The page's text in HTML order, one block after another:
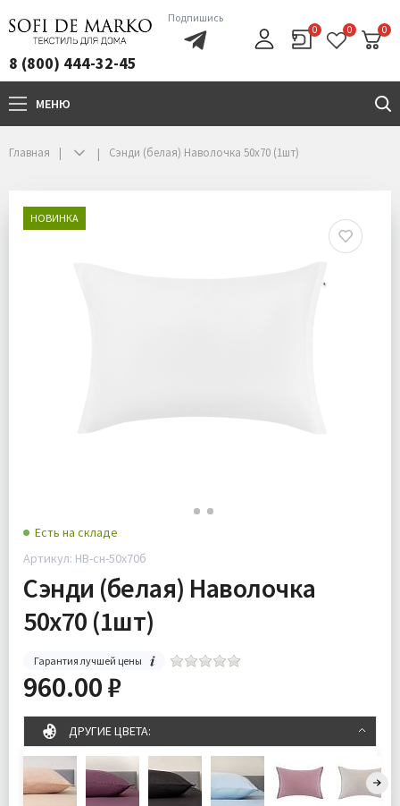
8 (800) 444-32-45
Подпишись
0 0 0
МЕНЮ
+7(800)444-32-45
Главная Сэнди (белая) Наволочка 50х70 (1шт)
НОВИНКА
Есть на складе
Артикул: НВ-сн-50х70б
Сэнди (белая) Наволочка
50х70 (1шт)
Гарантия лучшей цены
960.00 ₽
ДРУГИЕ ЦВЕТА: